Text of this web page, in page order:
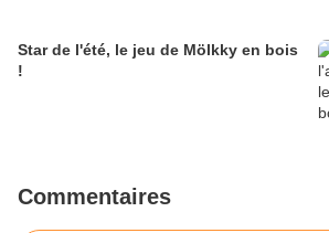
Star de l'été, le jeu de Mölkky en bois
!
Commentaires